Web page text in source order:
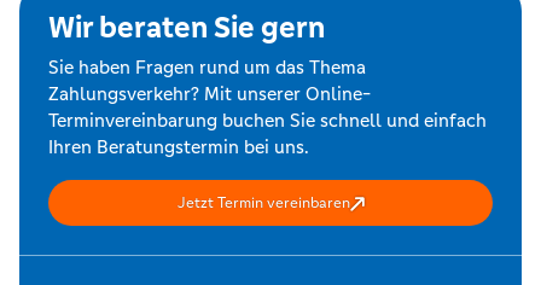
Wir beraten Sie gern
Sie haben Fragen rund um das Thema
Zahlungsverkehr? Mit unserer Online-
Terminvereinbarung buchen Sie schnell und einfach
Ihren Beratungstermin bei uns.
Jetzt Termin vereinbaren